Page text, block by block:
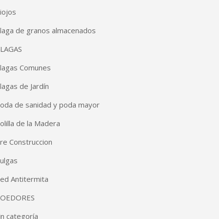
de granos almacenados
Comunes
de Jardín
de sanidad y poda mayor
de la Madera
Construccion
Antitermita
categoría